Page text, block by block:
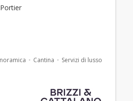
Cantina Servizi di lusso